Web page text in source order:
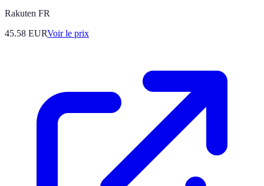
Rakuten FR
45.58 EURVoir le prix